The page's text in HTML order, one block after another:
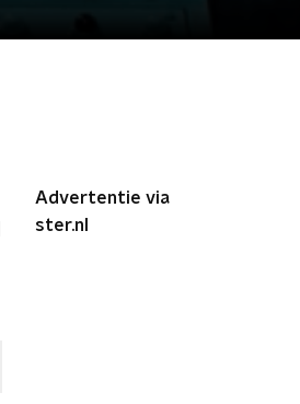
Advertentie via
ster.nl